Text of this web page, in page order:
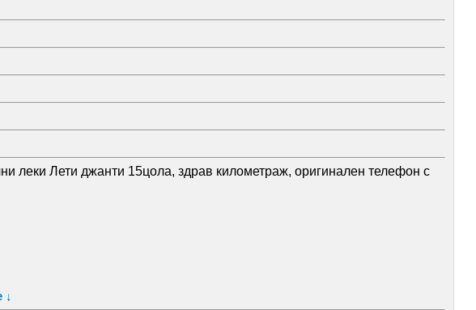
леки Лети джанти 15цола, здрав километраж, оригинален телефон с
↓